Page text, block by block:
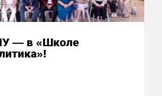
— в «Школе